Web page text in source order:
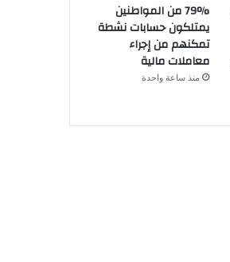
79% من المواطنين
يمتلكون حسابات نشطة
تمكنهم من إجراء
معاملات مالية
منذ ساعة واحدة